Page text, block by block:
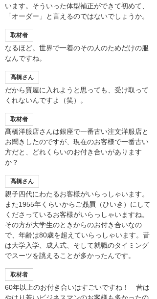
います。そういった体型補正ができて初めて、
「オーダー」と言えるのではないでしょうか。
取材者
なるほど。世界で一着のその人のためだけの服
なんですね。
高橋さん
だから質屋に入れようと思っても、受け取って
くれないんですよ（笑）。
取材者
髙橋洋服店さんは銀座で一番古い注文洋服店と
お聞きしたのですが、現在のお客様で一番古い
方だと、どれくらいのお付き合いがあります
か？
高橋さん
親子四代にわたるお客様がいらっしゃいます。
また1955年くらいからご贔屓（ひいき）にして
くださっているお客様がいらっしゃいますね。
その方が大学生のときからのお付き合いなの
で、年齢は80歳を超えていらっしゃいます。昔
は大学入学、成人式、そして就職のタイミング
でスーツを誂えることが多かったんです。
取材者
60年以上のお付き合いはすごいですね！ 昔は